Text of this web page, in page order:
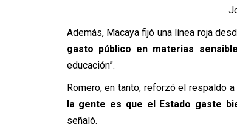
Además, Macaya fijó una línea roja
gasto público en materias
educación”.
Romero, en tanto, reforzó el respaldo
la gente es que el Estado gaste
señaló.